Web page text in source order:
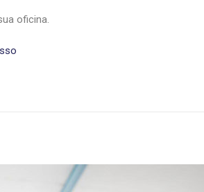
oficina.